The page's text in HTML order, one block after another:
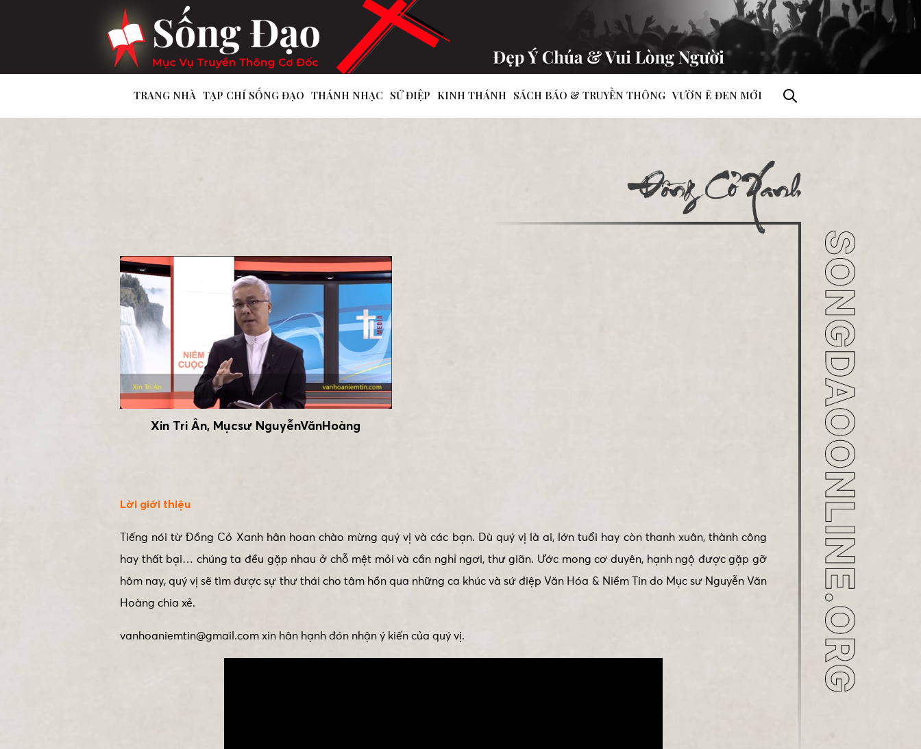
TRANG NHÀ TẠP CHÍ SỐNG ĐẠO THÁNH NHẠC SỨ ĐIỆP KINH THÁNH SÁCH BÁO & TRUYỀN THÔNG VƯỜN Ê ĐEN MỚI
Đồng Cỏ Xanh
Xin Tri Ân, Mụcsư NguyễnVănHoàng
Lời giới thiệu
Tiếng nói từ Đồng Cỏ Xanh hân hoan chào mừng quý vị và các bạn. Dù quý vị là ai, lớn tuổi hay còn thanh xuân, thành công
hay thất bại… chúng ta đều gặp nhau ở chỗ mệt mỏi và cần nghỉ ngơi, thư giãn. Ước mong cơ duyên, hạnh ngộ được gặp gỡ
hôm nay, quý vị sẽ tìm được sự thư thái cho tâm hồn qua những ca khúc và sứ điệp Văn Hóa & Niềm Tin do Mục sư Nguyễn Văn
Hoàng chia xẻ.
vanhoaniemtin@gmail.com xin hân hạnh đón nhận ý kiến của quý vị.